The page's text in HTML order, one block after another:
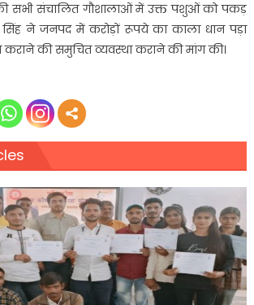
सभी संचालित गौशालाओं में उक्त पशुओं को पकड़
सिंह ने जनपद में करोड़ों रूपये का काला धान पड़ा
कराने की समुचित व्यवस्था कराने की मांग की।